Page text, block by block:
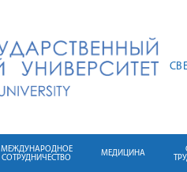
МЕЖДУНАРОДНОЕ
СОТРУДНИЧЕСТВО
МЕДИЦИНА